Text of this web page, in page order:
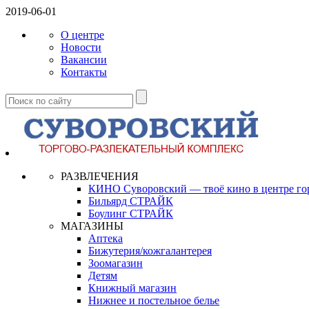
2019-06-01
О центре
Новости
Вакансии
Контакты
РАЗВЛЕЧЕНИЯ
КИНО Суворовский — твоё кино в центре
Бильярд СТРАЙК
Боулинг СТРАЙК
МАГАЗИНЫ
Аптека
Бижутерия/кожгалантерея
Зоомагазин
Детям
Книжный магазин
Нижнее и постельное белье